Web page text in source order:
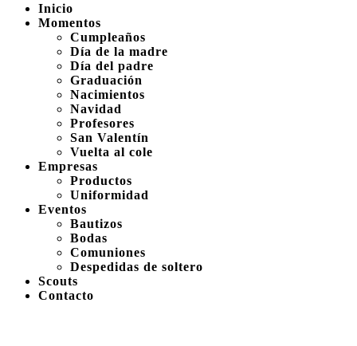
Inicio
Momentos
Cumpleaños
Día de la madre
Día del padre
Graduación
Nacimientos
Navidad
Profesores
San Valentín
Vuelta al cole
Empresas
Productos
Uniformidad
Eventos
Bautizos
Bodas
Comuniones
Despedidas de soltero
Scouts
Contacto